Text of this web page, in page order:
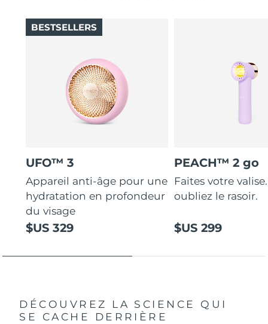
UFO™ 3
Appareil anti-âge pour une
hydratation en profondeur
du visage
$US 329
BESTSELLERS
PEACH™ 2 go
Faites votre
oubliez le rasoir.
$US 299
DÉCOUVREZ LA SCIENCE QUI
SE CACHE DERRIÈRE